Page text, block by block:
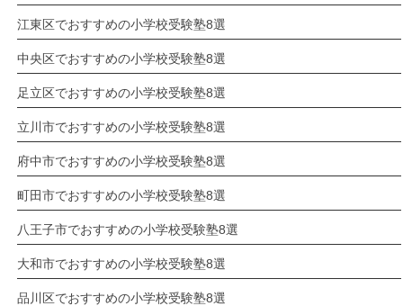
江東区でおすすめの小学校受験塾8選
中央区でおすすめの小学校受験塾8選
足立区でおすすめの小学校受験塾8選
立川市でおすすめの小学校受験塾8選
府中市でおすすめの小学校受験塾8選
町田市でおすすめの小学校受験塾8選
八王子市でおすすめの小学校受験塾8選
大和市でおすすめの小学校受験塾8選
品川区でおすすめの小学校受験塾8選